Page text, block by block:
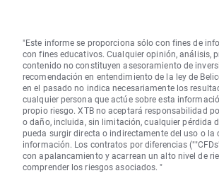
"Este informe se proporciona sólo con fines de
con fines educativos. Cualquier opinión, análisis,
contenido no constituyen asesoramiento de
recomendación en entendimiento de la ley de
en el pasado no indica necesariamente los
cualquier persona que actúe sobre esta
propio riesgo. XTB no aceptará responsabilidad
o daño, incluida, sin limitación, cualquier pérdida
pueda surgir directa o indirectamente del uso o la
información. Los contratos por diferencias
con apalancamiento y acarrean un alto nivel de
comprender los riesgos asociados. "